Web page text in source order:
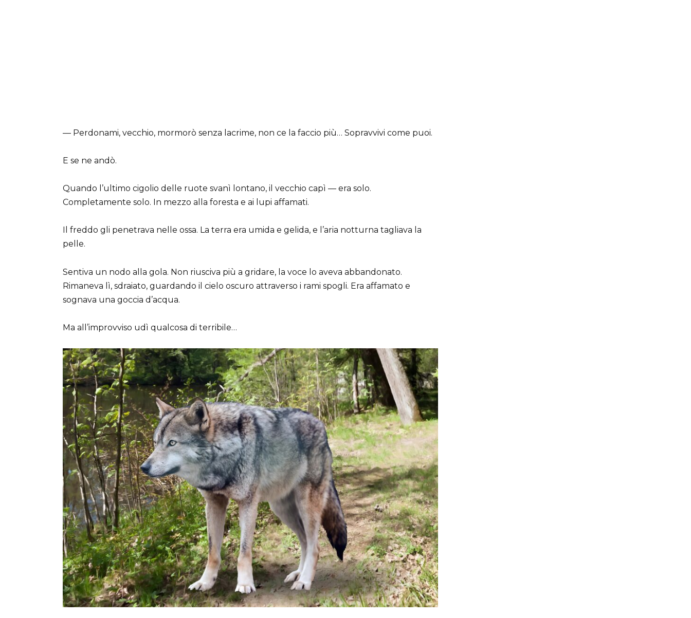
— Perdonami, vecchio, mormorò senza lacrime, non ce la faccio più… Sopravvivi come puoi.
E se ne andò.
Quando l’ultimo cigolio delle ruote svanì lontano, il vecchio capì — era solo.
Completamente solo. In mezzo alla foresta e ai lupi affamati.
Il freddo gli penetrava nelle ossa. La terra era umida e gelida, e l’aria notturna tagliava la
pelle.
Sentiva un nodo alla gola. Non riusciva più a gridare, la voce lo aveva abbandonato.
Rimaneva lì, sdraiato, guardando il cielo oscuro attraverso i rami spogli. Era affamato e
sognava una goccia d’acqua.
Ma all’improvviso udì qualcosa di terribile…